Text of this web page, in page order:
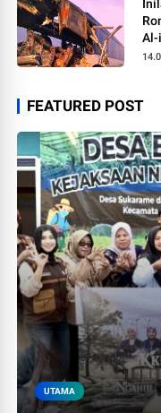
FEATURED POST
UTAMA